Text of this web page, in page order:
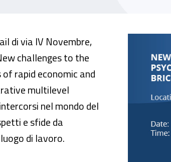
to managing
di via IV Novembre,
challenges to the
rapid economic and
multilevel
nel mondo del
e sfide da
di lavoro.